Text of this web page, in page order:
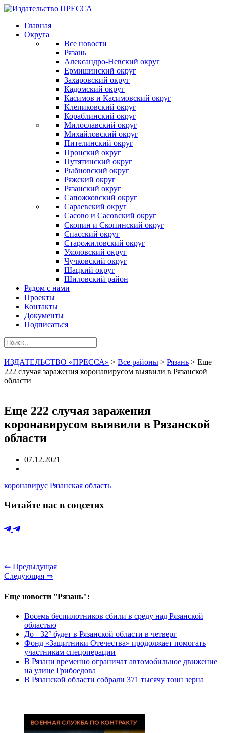
Главная
Округа
Все новости
Рязань
Александро-Невский округ
Ермишинский округ
Захаровский округ
Кадомский округ
Касимов и Касимовский округ
Клепиковский округ
Кораблинский округ
Милославский округ
Михайловский округ
Пителинский округ
Пронский округ
Путятинский округ
Рыбновский округ
Ряжский округ
Рязанский округ
Сапожковский округ
Сараевский округ
Сасово и Сасовский округ
Скопин и Скопинский округ
Спасский округ
Старожиловский округ
Ухоловский округ
Чучковский округ
Шацкий округ
Шиловский район
Рядом с нами
Проекты
Контакты
Документы
Подписаться
ИЗДАТЕЛЬСТВО «ПРЕССА» > Все районы > Рязань > Еще
222 случая заражения коронавирусом выявили в Рязанской
области
Еще 222 случая заражения
коронавирусом выявили в Рязанской
области
07.12.2021
коронавирус Рязанская область
Читайте нас в соцсетях
⇐ Предыдущая
Следующая ⇒
Еще новости "Рязань":
Восемь беспилотников сбили в среду над Рязанской
областью
До +32° будет в Рязанской области в четверг
Фонд «Защитники Отечества» продолжает помогать
участникам спецоперации
В Рязани временно ограничат автомобильное движение
на улице Грибоедова
В Рязанской области собрали 371 тысячу тонн зерна